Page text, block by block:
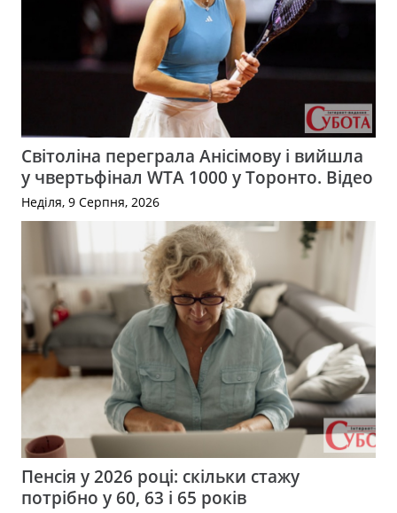
Світоліна переграла Анісімову і вийшла
у чвертьфінал WTA 1000 у Торонто. Відео
Неділя, 9 Серпня, 2026
Пенсія у 2026 році: скільки стажу
потрібно у 60, 63 і 65 років